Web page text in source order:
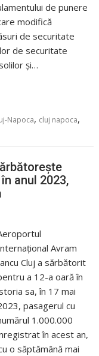
de punere
modifică
de securitate
de securitate
și…
Napoca, cluj napoca,
anul 2023,
Avram
Cluj a sărbătorit
a 12-a oară în
sa, în 17 mai
pasagerul cu
1.000.000
în acest an,
o săptămână mai